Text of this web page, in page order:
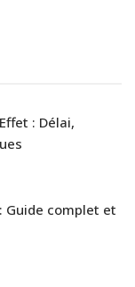
: Délai,
Guide complet et